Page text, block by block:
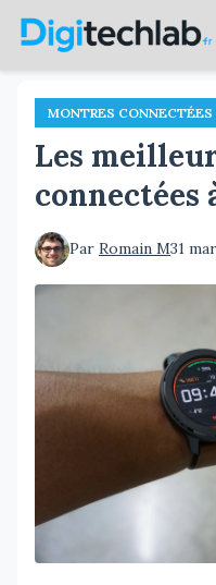
Aller
principal
MONTRES CONNECTÉES
Les
connectées
Par Romain M31